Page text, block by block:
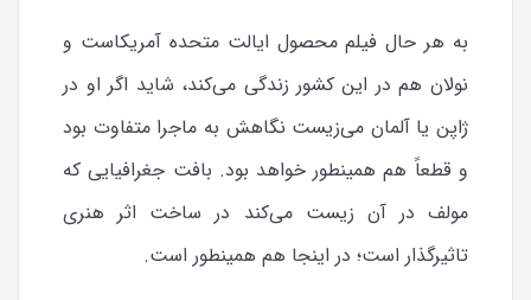
به هر حال فیلم محصول ایالت متحده آمریکاست و
نولان هم در این کشور زندگی می‌کند، شاید اگر او در
ژاپن یا آلمان می‌زیست نگاهش به ماجرا متفاوت بود
و قطعاً هم همینطور خواهد بود. بافت جغرافیایی که
مولف در آن زیست می‌کند در ساخت اثر هنری
تاثیرگذار است؛ در اینجا هم همینطور است.